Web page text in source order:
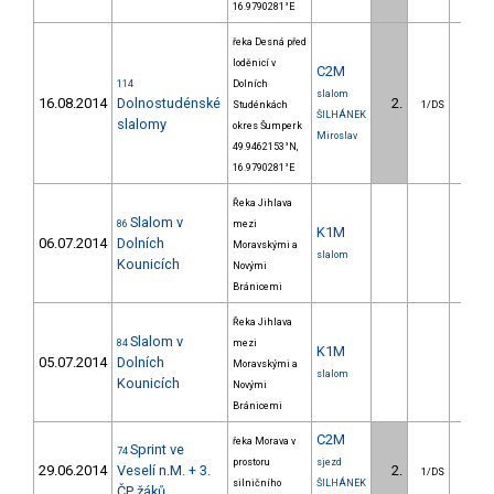
16.9790281°E
16.08.2014
114
Dolnostudénské
slalomy
řeka Desná před
loděnicí v
Dolních
Studénkách
okres Šumperk
49.9462153°N,
16.9790281°E
C2M
slalom
ŠILHÁNEK
Miroslav
2. 1/DS
06.07.2014
86 Slalom v
Dolních
Kounicích
Řeka Jihlava
mezi
Moravskými a
Novými
Bránicemi
K1M
slalom
05.07.2014
84 Slalom v
Dolních
Kounicích
Řeka Jihlava
mezi
Moravskými a
Novými
Bránicemi
K1M
slalom
29.06.2014
74 Sprint ve
Veselí n.M. + 3.
řeka Morava v
prostoru
silničního
C2M
sjezd
ŠILHÁNEK
2. 1/DS